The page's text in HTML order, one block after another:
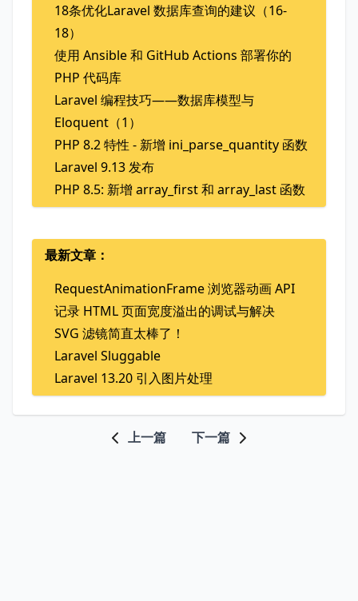
18条优化Laravel 数据库查询的建议（16-
18）
使用 Ansible 和 GitHub Actions 部署你的
PHP 代码库
Laravel 编程技巧——数据库模型与
Eloquent（1）
PHP 8.2 特性 - 新增 ini_parse_quantity 函数
Laravel 9.13 发布
PHP 8.5: 新增 array_first 和 array_last 函数
最新文章：
RequestAnimationFrame 浏览器动画 API
记录 HTML 页面宽度溢出的调试与解决
SVG 滤镜简直太棒了！
Laravel Sluggable
Laravel 13.20 引入图片处理
上一篇 下一篇